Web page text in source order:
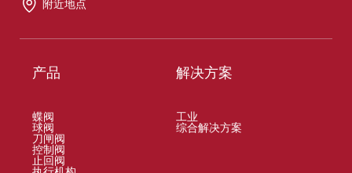
附近地点
产品
蝶阀
球阀
刀闸阀
控制阀
止回阀
解决方案
工业
综合解决方案